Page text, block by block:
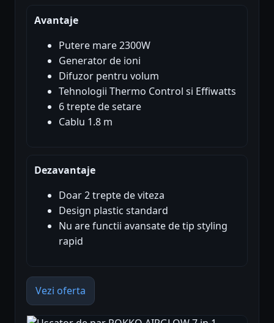
Avantaje
Putere mare 2300W
Generator de ioni
Difuzor pentru volum
Tehnologii Thermo Control si Effiwatts
6 trepte de setare
Cablu 1.8 m
Dezavantaje
Doar 2 trepte de viteza
Design plastic standard
Nu are functii avansate de tip styling
rapid
Vezi oferta